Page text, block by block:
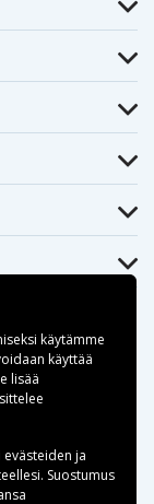
käytämme
käyttää
lisää
evästeiden ja
Suostumus